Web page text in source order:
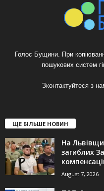
Голос Бущини. При
пошукових систем
Зконтактуйтеся з
ЩЕ БІЛЬШЕ НОВИН
На
загиблих
August 7, 2026